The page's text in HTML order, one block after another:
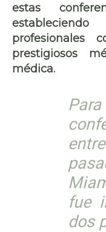
estas
profesionales
prestigiosos
médica.
fue
dos